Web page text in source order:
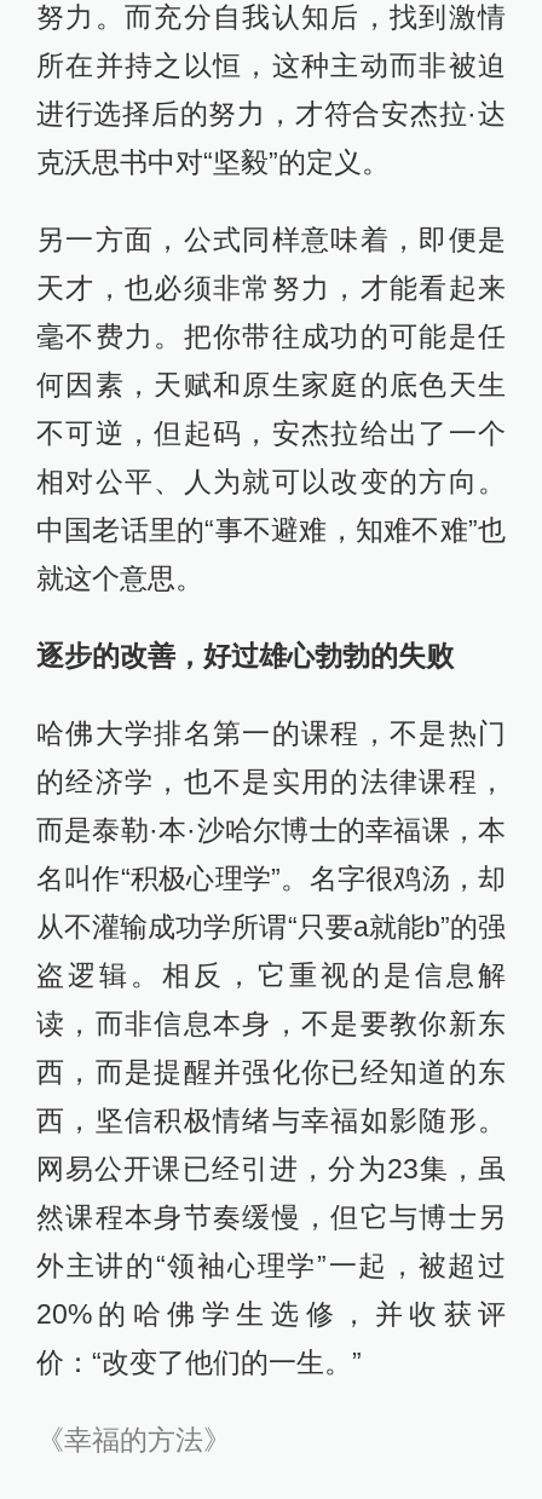
努力。而充分自我认知后，找到激情
所在并持之以恒，这种主动而非被迫
进行选择后的努力，才符合安杰拉·达
克沃思书中对“坚毅”的定义。
另一方面，公式同样意味着，即便是
天才，也必须非常努力，才能看起来
毫不费力。把你带往成功的可能是任
何因素，天赋和原生家庭的底色天生
不可逆，但起码，安杰拉给出了一个
相对公平、人为就可以改变的方向。
中国老话里的“事不避难，知难不难”也
就这个意思。
逐步的改善，好过雄心勃勃的失败
哈佛大学排名第一的课程，不是热门
的经济学，也不是实用的法律课程，
而是泰勒·本·沙哈尔博士的幸福课，本
名叫作“积极心理学”。名字很鸡汤，却
从不灌输成功学所谓“只要a就能b”的强
盗逻辑。相反，它重视的是信息解
读，而非信息本身，不是要教你新东
西，而是提醒并强化你已经知道的东
西，坚信积极情绪与幸福如影随形。
网易公开课已经引进，分为23集，虽
然课程本身节奏缓慢，但它与博士另
外主讲的“领袖心理学”一起，被超过
20%的哈佛学生选修，并收获评
价：“改变了他们的一生。”
《幸福的方法》